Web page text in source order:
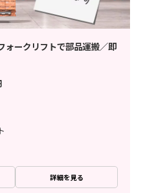
ォークリフトで部品運搬／即
詳細を見る